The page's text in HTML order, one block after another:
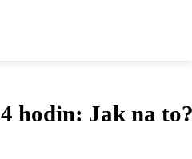
hodin: Jak na